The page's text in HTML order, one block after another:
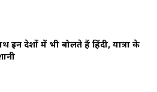
इन देशों में भी बोलते हैं हिंदी, यात्रा के